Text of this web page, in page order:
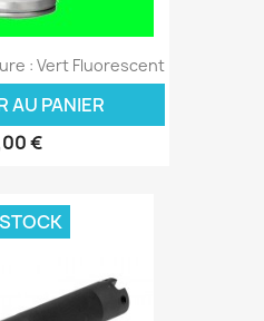
: Vert Fluorescent
AU PANIER
€